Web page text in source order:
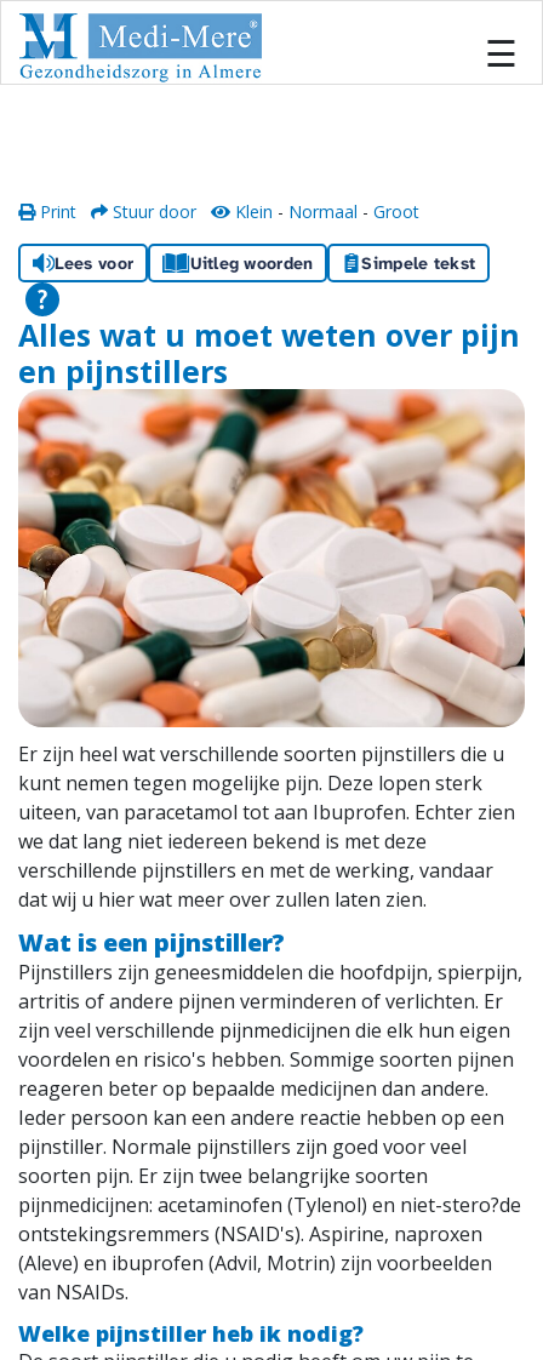
×
Team
Samenwerken
Nieuws
Contact
vacatures
☰
Print Stuur door Klein - Normaal - Groot
Lees voor Uitleg woorden Simpele tekst
Alles wat u moet weten over pijn
en pijnstillers
Er zijn heel wat verschillende soorten pijnstillers die u
kunt nemen tegen mogelijke pijn. Deze lopen sterk
uiteen, van paracetamol tot aan Ibuprofen. Echter zien
we dat lang niet iedereen bekend is met deze
verschillende pijnstillers en met de werking, vandaar
dat wij u hier wat meer over zullen laten zien.
Wat is een pijnstiller?
Pijnstillers zijn geneesmiddelen die hoofdpijn, spierpijn,
artritis of andere pijnen verminderen of verlichten. Er
zijn veel verschillende pijnmedicijnen die elk hun eigen
voordelen en risico's hebben. Sommige soorten pijnen
reageren beter op bepaalde medicijnen dan andere.
Ieder persoon kan een andere reactie hebben op een
pijnstiller. Normale pijnstillers zijn goed voor veel
soorten pijn. Er zijn twee belangrijke soorten
pijnmedicijnen: acetaminofen (Tylenol) en niet-stero?de
ontstekingsremmers (NSAID's). Aspirine, naproxen
(Aleve) en ibuprofen (Advil, Motrin) zijn voorbeelden
van NSAIDs.
Welke pijnstiller heb ik nodig?